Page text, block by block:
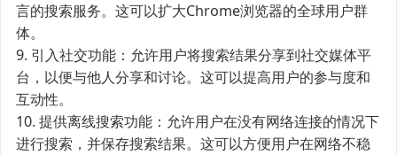
言的搜索服务。这可以扩大Chrome浏览器的全球用户群
体。
9. 引入社交功能：允许用户将搜索结果分享到社交媒体平
台，以便与他人分享和讨论。这可以提高用户的参与度和
互动性。
10. 提供离线搜索功能：允许用户在没有网络连接的情况下
进行搜索，并保存搜索结果。这可以方便用户在网络不稳